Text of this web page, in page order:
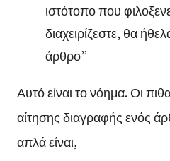
ιστότοπο που
διαχειρίζεστε, θα
άρθρο”
Αυτό είναι το νόημα. Οι
αίτησης διαγραφής ενός
απλά είναι,